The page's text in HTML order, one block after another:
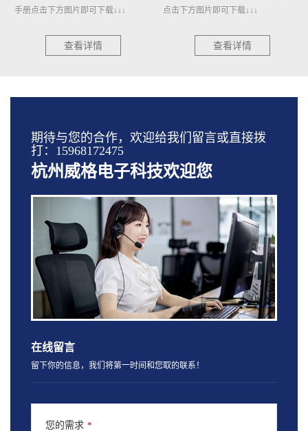
手册点击下方图片即可下载↓↓↓
查看详情
点击下方图片即可下载↓↓↓
查看详情
期待与您的合作，欢迎给我们留言或直接拨
打：15968172475
杭州威格电子科技欢迎您
在线留言
留下你的信息，我们将第一时间和您取的联系！
您的需求 *